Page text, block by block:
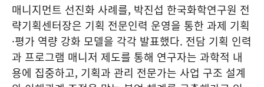
매니지먼트 선진화 사례를, 박진섭 한국화학연구원 전
략기획센터장은 기획 전문인력 운영을 통한 과제 기획
·평가 역량 강화 모델을 각각 발표했다. 전담 기획 인력
과 프로그램 매니저 제도를 통해 연구자는 과학적 내
용에 집중하고, 기획과 관리 전문가는 사업 구조 설계